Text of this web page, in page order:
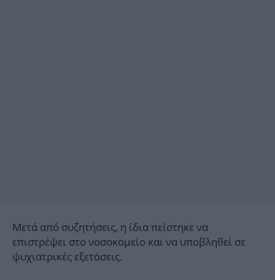
Μετά από συζητήσεις, η ίδια πείστηκε να
επιστρέψει στο νοσοκομείο και να υποβληθεί σε
ψυχιατρικές εξετάσεις.